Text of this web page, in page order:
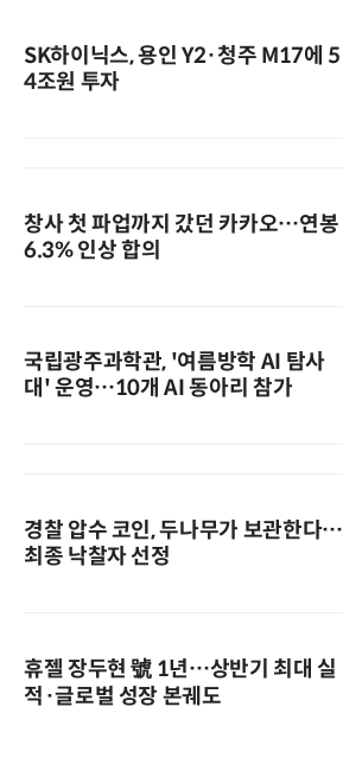
SK하이닉스, 용인 Y2·청주 M17에 5
4조원 투자
창사 첫 파업까지 갔던 카카오…연봉
6.3% 인상 합의
국립광주과학관, '여름방학 AI 탐사
대' 운영…10개 AI 동아리 참가
경찰 압수 코인, 두나무가 보관한다…
최종 낙찰자 선정
휴젤 장두현 號 1년…상반기 최대 실
적·글로벌 성장 본궤도